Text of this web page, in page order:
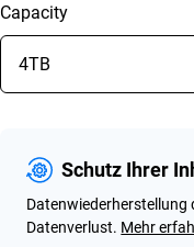
Capacity
Schutz Ihrer
Datenwiederherstellung
Datenverlust. Mehr